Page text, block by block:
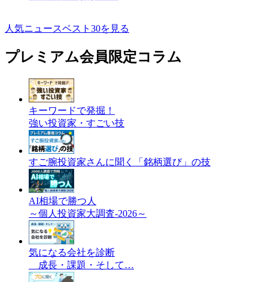
人気ニュースベスト30を見る
プレミアム会員限定コラム
キーワードで発掘！
強い投資家・すごい技
すご腕投資家さんに聞く「銘柄選び」の技
AI相場で勝つ人
～個人投資家大調査-2026～
気になる会社を診断
成長・課題・そして…